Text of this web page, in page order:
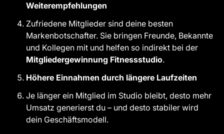
Weiterempfehlungen
Zufriedene Mitglieder sind deine besten
Markenbotschafter. Sie bringen Freunde, Bekannte
und Kollegen mit und helfen so indirekt bei der
Mitgliedergewinnung Fitnessstudio.
Höhere Einnahmen durch längere Laufzeiten
Je länger ein Mitglied im Studio bleibt, desto mehr
Umsatz generierst du – und desto stabiler wird
dein Geschäftsmodell.